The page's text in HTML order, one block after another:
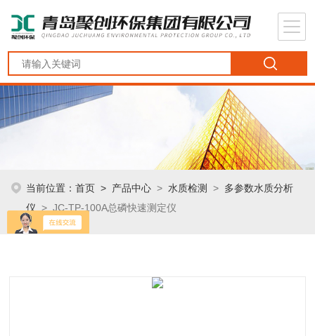
当前位置：首页 > 产品中心 >水质检测 > 多参数水质分析
仪 > JC-TP-100A总磷快速测定仪